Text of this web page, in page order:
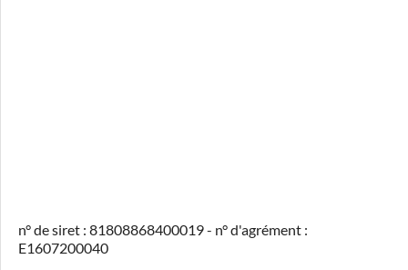
n° de siret : 81808868400019 - n° d'agrément :
E1607200040